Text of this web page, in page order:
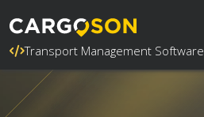
Transport Management Software